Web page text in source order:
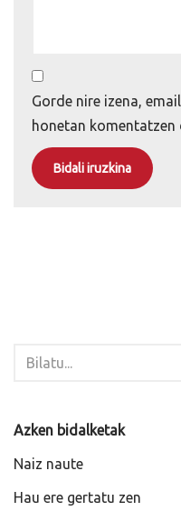
Gorde nire izena,
honetan
Azken bidalketak
Naiz naute
Hau ere gertatu zen